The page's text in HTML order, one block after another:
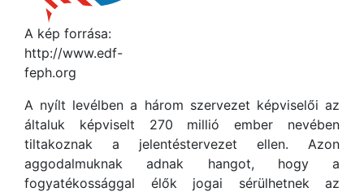
A kép forrása:
http://www.edf-
feph.org
A nyílt levélben a három szervezet képviselői az
általuk képviselt 270 millió ember nevében
tiltakoznak a jelentéstervezet ellen. Azon
aggodalmuknak adnak hangot, hogy a
fogyatékossággal élők jogai sérülhetnek az